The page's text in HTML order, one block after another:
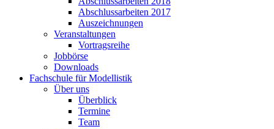
Abschlussarbeiten 2017
Auszeichnungen
Veranstaltungen
Vortragsreihe
Jobbörse
Downloads
Fachschule für Modellistik
Über uns
Überblick
Termine
Team